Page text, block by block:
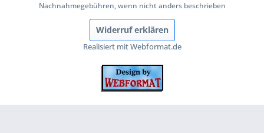
Nachnahmegebühren, wenn nicht anders beschrieben
Widerruf erklären
Realisiert mit Webformat.de